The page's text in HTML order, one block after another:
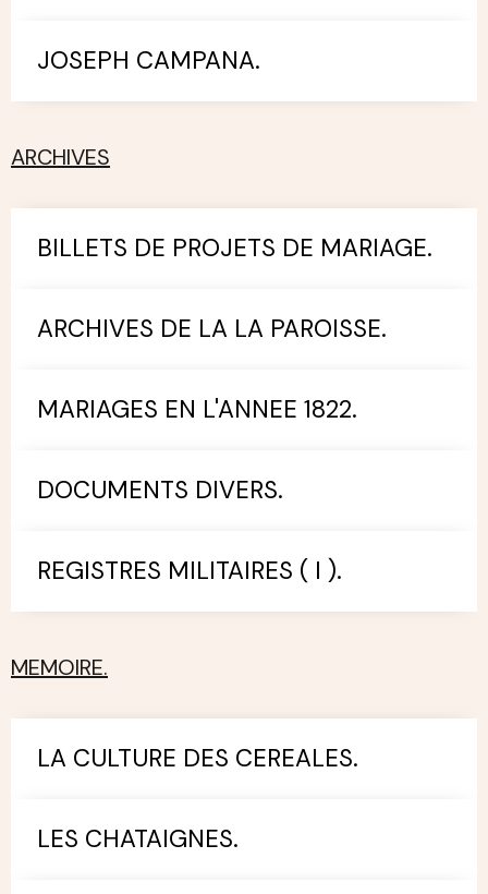
JOSEPH CAMPANA.
ARCHIVES
BILLETS DE PROJETS DE MARIAGE.
ARCHIVES DE LA LA PAROISSE.
MARIAGES EN L'ANNEE 1822.
DOCUMENTS DIVERS.
REGISTRES MILITAIRES ( I ).
MEMOIRE.
LA CULTURE DES CEREALES.
LES CHATAIGNES.